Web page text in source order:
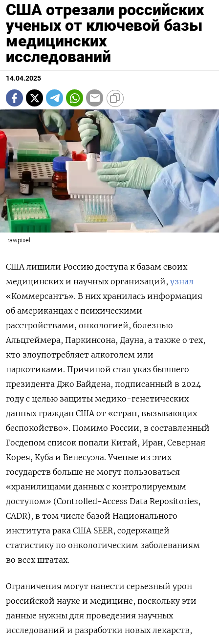
США отрезали российских
ученых от ключевой базы
медицинских
исследований
14.04.2025
rawpixel
США лишили Россию доступа к базам своих
медицинских и научных организаций, узнал
«Коммерсантъ». В них хранилась информация
об американцах с психическими
расстройствами, онкологией, болезнью
Альцгеймера, Паркинсона, Дауна, а также о тех,
кто злоупотребляет алкоголем или
наркотиками. Причиной стал указ бывшего
президента Джо Байдена, подписанный в 2024
году с целью защиты медико-генетических
данных граждан США от «стран, вызывающих
беспокойство». Помимо России, в составленный
Госдепом список попали Китай, Иран, Северная
Корея, Куба и Венесуэла. Ученые из этих
государств больше не могут пользоваться
«хранилищами данных с контролируемым
доступом» (Сontrolled-Access Data Repositories,
CADR), в том числе базой Национального
института рака США SEER, содержащей
статистику по онкологическим заболеваниям
во всех штатах.
Ограничения могут нанести серьезный урон
российской науке и медицине, поскольку эти
данные нужны для проведения научных
исследований и разработки новых лекарств,